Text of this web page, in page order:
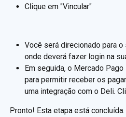
Clique em "Vincular"
Você será direcionado para
onde deverá fazer login na
Em seguida, o Mercado
para permitir receber os
uma integração com o Deli.
Pronto! Esta etapa está